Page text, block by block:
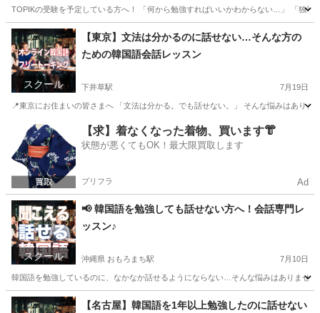
TOPIKの受験を予定している方へ！ 「何から勉強すればいいかわからない…」 「独
沖縄 那覇市 おもろまち駅 韓国語 TOPIK
スクール
【東京】文法は分かるのに話せない…そんな方の
ための韓国語会話レッスン
下井草駅 7月19日
📍東京にお住まいの皆さまへ 「文法は分かる。でも話せない。」 そんな悩みはあり
東京 世田谷区 下井草駅 韓国語 レッスン
【求】着なくなった着物、買います👘
状態が悪くてもOK！最大限買取します
プリフラ Ad
スクール
📢 韓国語を勉強しても話せない方へ！会話専門レ
ッスン♪
沖縄県 おもろまち駅 7月10日
韓国語を勉強しているのに、なかなか話せるようにならない…そんな悩みはありませ
沖縄 那覇市 おもろまち駅 韓国語 レッスン
【名古屋】韓国語を1年以上勉強したのに話せない